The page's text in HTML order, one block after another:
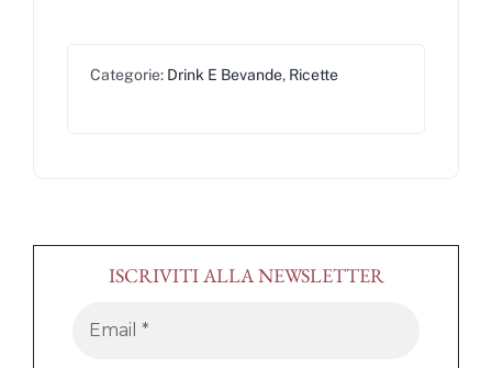
Categorie: Drink E Bevande, Ricette
ISCRIVITI ALLA NEWSLETTER